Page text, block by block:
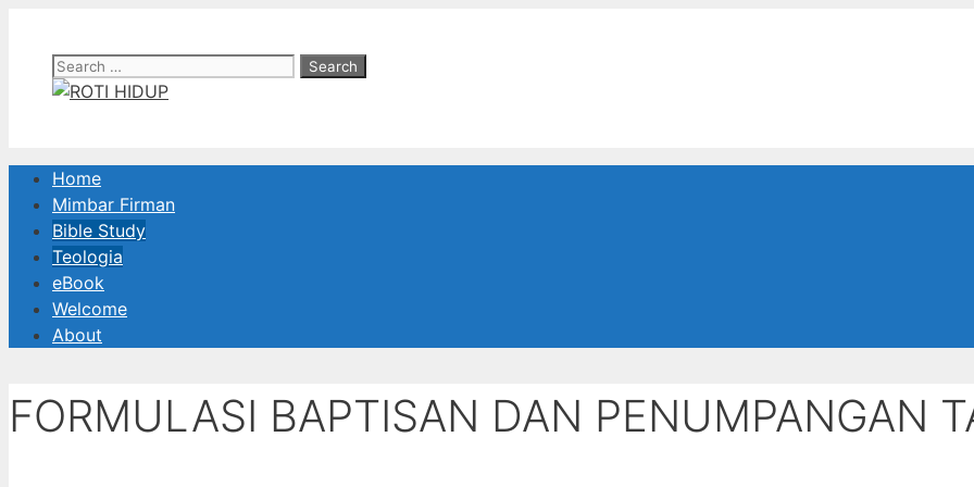
contentSearch
for:
Home
Mimbar Firman
Bible Study
Teologia
eBook
Welcome
About
FORMULASI BAPTISAN DAN PENUMPANGAN